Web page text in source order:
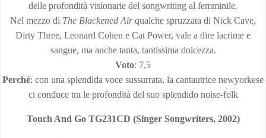
delle profondità visionarie del songwriting al femminile.
Nel mezzo di The Blackened Airqualche spruzzata di Nick Cave,
Dirty Three, Leonard Cohen e Cat Power, vale a dire lacrime e
sangue, ma anche tanta, tantissima dolcezza.
Voto: 7,5
Perché: con una splendida voce sussurrata, la cantautrice newyorkese
ci conduce tra le profondità del suo splendido noise-folk
Touch And Go TG231CD (Singer Songwriters, 2002)